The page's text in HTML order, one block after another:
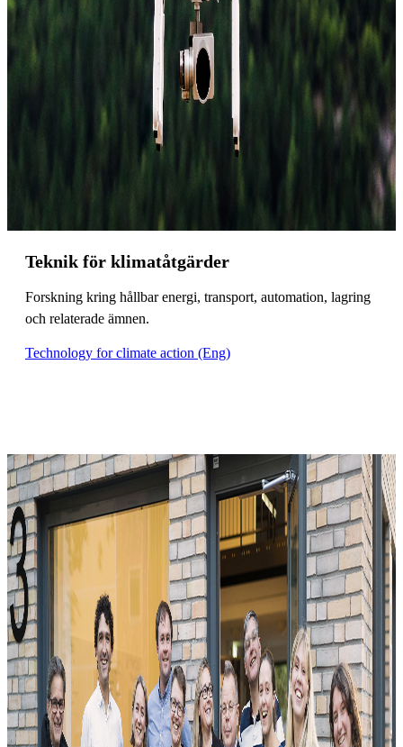
Teknik för klimatåtgärder
Forskning kring hållbar energi, transport, automation, lagring
och relaterade ämnen.
Technology for climate action (Eng)